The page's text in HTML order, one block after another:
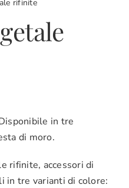
rifinite
in tre
di moro.
rifinite, accessori di
in tre varianti di colore: